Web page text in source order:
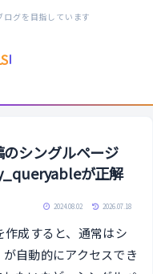
グを目指しています
のシングルページ
が正解
2024.08.02 2026.07.18
成すると、通常はシ
自動的にアクセスでき